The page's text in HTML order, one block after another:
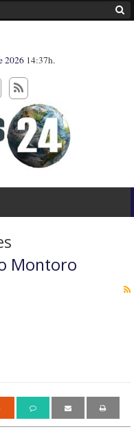
2026 14:37h.
Montoro